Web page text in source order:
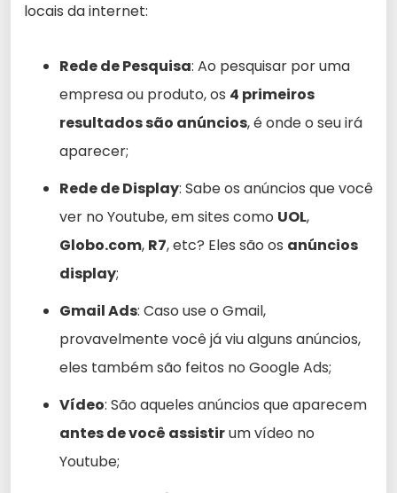
locais da internet:
Rede de Pesquisa: Ao pesquisar por uma
empresa ou produto, os 4 primeiros
resultados são anúncios, é onde o seu irá
aparecer;
Rede de Display: Sabe os anúncios que você
ver no Youtube, em sites como UOL,
Globo.com, R7, etc? Eles são os anúncios
display;
Gmail Ads: Caso use o Gmail,
provavelmente você já viu alguns anúncios,
eles também são feitos no Google Ads;
Vídeo: São aqueles anúncios que aparecem
antes de você assistirum vídeo no
Youtube;